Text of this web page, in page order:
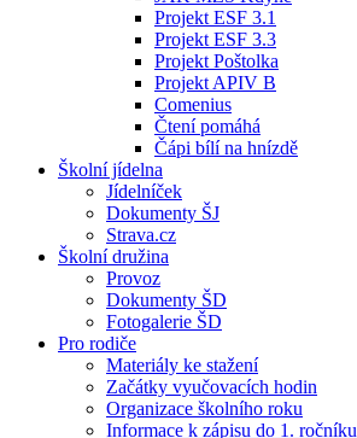
Projekt ESF 3.1
Projekt ESF 3.3
Projekt Poštolka
Projekt APIV B
Comenius
Čtení pomáhá
Čápi bílí na hnízdě
Školní jídelna
Jídelníček
Dokumenty ŠJ
Strava.cz
Školní družina
Provoz
Dokumenty ŠD
Fotogalerie ŠD
Pro rodiče
Materiály ke stažení
Začátky vyučovacích hodin
Organizace školního roku
Informace k zápisu do 1. ročníku